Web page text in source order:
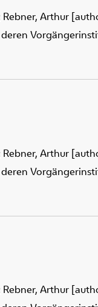
Rebner, Arthur
Rebner, Arthur
Rebner, Arthur